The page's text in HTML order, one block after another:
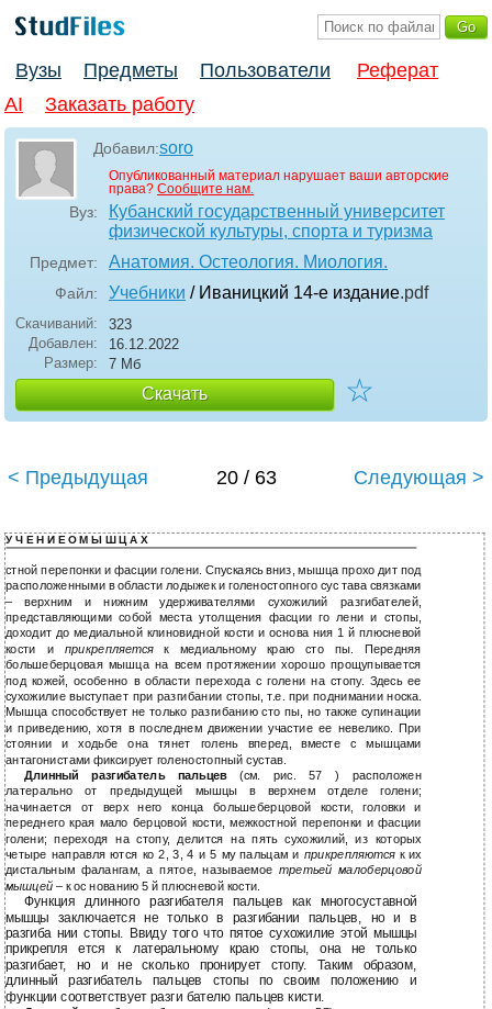
Вузы Предметы Пользователи
Реферат
AI
Заказать работу
Добавил:soro
Опубликованный материал нарушает ваши авторские
права? Сообщите нам.
Вуз:
Кубанский государственный университет
физической культуры, спорта и туризма
Предмет: Анатомия. Остеология. Миология.
Файл: Учебники / Иваницкий 14-е издание.pdf
Скачиваний:
323
Добавлен:
16.12.2022
Размер:
7 Мб
Скачать ☆
< Предыдущая 20 / 63 Следующая >
У Ч Е Н И Е О М Ы Ш Ц А Х
стной перепонки и фасции голени. Спускаясь вниз, мышца прохо дит под
расположенными в области лодыжек и голеностопного сус тава связками
– верхним и нижним удерживателями сухожилий разгибателей,
представляющими собой места утолщения фасции го лени и стопы,
доходит до медиальной клиновидной кости и основа ния 1 й плюсневой
кости и прикрепляетсяк медиальному краю сто пы. Передняя
большеберцовая мышца на всем протяжении хорошо прощупывается
под кожей, особенно в области перехода с голени на стопу. Здесь ее
сухожилие выступает при разгибании стопы, т.е. при поднимании носка.
Мышца способствует не только разгибанию сто пы, но также супинации
и приведению, хотя в последнем движении участие ее невелико. При
стоянии и ходьбе она тянет голень вперед, вместе с мышцами
антагонистами фиксирует голеностопный сустав.
Длинный разгибатель пальцев(см. рис. 57 ) расположен
латерально от предыдущей мышцы в верхнем отделе голени;
начинается от верх него конца большеберцовой кости, головки и
переднего края мало берцовой кости, межкостной перепонки и фасции
голени; переходя на стопу, делится на пять сухожилий, из которых
четыре направля ются ко 2, 3, 4 и 5 му пальцам и прикрепляются к их
дистальным фалангам, а пятое, называемое третьей малоберцовой
мышцей – к ос нованию 5 й плюсневой кости.
Функция длинного разгибателя пальцев как многосуставной
мышцы заключается не только в разгибании пальцев, но и в
разгиба нии стопы. Ввиду того что пятое сухожилие этой мышцы
прикрепля ется к латеральному краю стопы, она не только
разгибает, но и не сколько пронирует стопу. Таким образом,
длинный разгибатель пальцев стопы по своим положению и
функции соответствует разги бателю пальцев кисти.